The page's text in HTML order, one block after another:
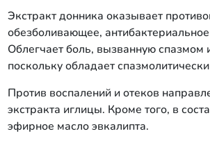
Экстракт донника оказывает
обезболивающее,
Облегчает боль, вызванную спазмом
поскольку обладает
Против воспалений и отеков
экстракта иглицы. Кроме того, в
эфирное масло эвкалипта.